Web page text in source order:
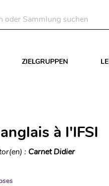
ZIELGRUPPEN
à l'IFSI
: Carnet Didier